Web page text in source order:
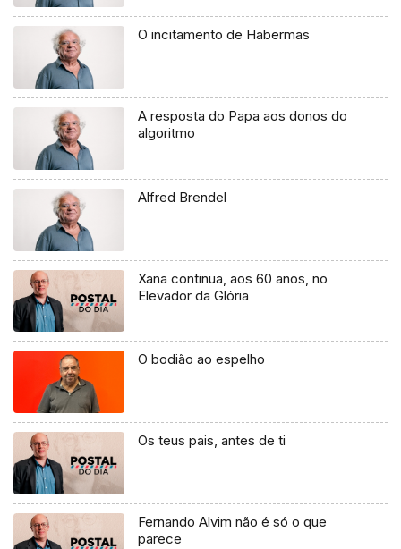
O incitamento de Habermas
A resposta do Papa aos donos do
algoritmo
Alfred Brendel
Xana continua, aos 60 anos, no
Elevador da Glória
O bodião ao espelho
Os teus pais, antes de ti
Fernando Alvim não é só o que
parece